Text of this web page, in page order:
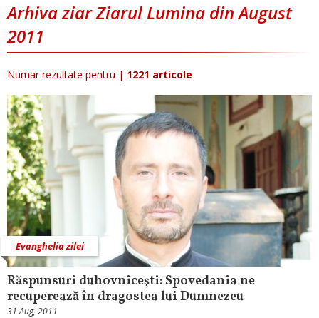
Arhiva ziar Ziarul Lumina din August
2011
Numar rezultate pentru | 1221 articole
Evanghelia zilei
Răspunsuri duhovniceşti: Spovedania ne
recuperează în dragostea lui Dumnezeu
31 Aug, 2011